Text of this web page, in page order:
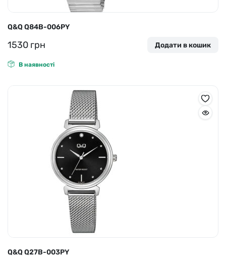
Q&Q Q84B-006PY
1530 грн Додати в кошик
В наявності
Q&Q Q27B-003PY